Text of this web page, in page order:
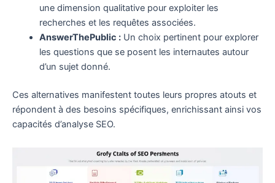
une dimension qualitative pour exploiter les
recherches et les requêtes associées.
AnswerThePublic :Un choix pertinent pour explorer
les questions que se posent les internautes autour
d’un sujet donné.
Ces alternatives manifestent toutes leurs propres atouts et
répondent à des besoins spécifiques, enrichissant ainsi vos
capacités d’analyse SEO.